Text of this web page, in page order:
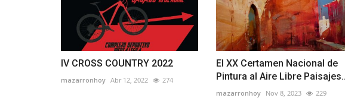
IV CROSS COUNTRY 2022
mazarronhoy Abr 12, 2022 274
El XX Certamen Nacional de
Pintura al Aire Libre
mazarronhoy Nov 8, 2023 229